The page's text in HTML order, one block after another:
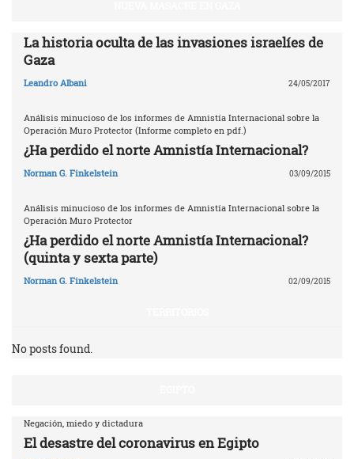
La historia oculta de las invasiones israelíes de
Gaza
Leandro Albani 24/05/2017
Análisis minucioso de los informes de Amnistía Internacional sobre la
Operación Muro Protector (Informe completo en pdf.)
¿Ha perdido el norte Amnistía Internacional?
Norman G. Finkelstein 03/09/2015
Análisis minucioso de los informes de Amnistía Internacional sobre la
Operación Muro Protector
¿Ha perdido el norte Amnistía Internacional?
(quinta y sexta parte)
Norman G. Finkelstein 02/09/2015
No posts found.
Negación, miedo y dictadura
El desastre del coronavirus en Egipto